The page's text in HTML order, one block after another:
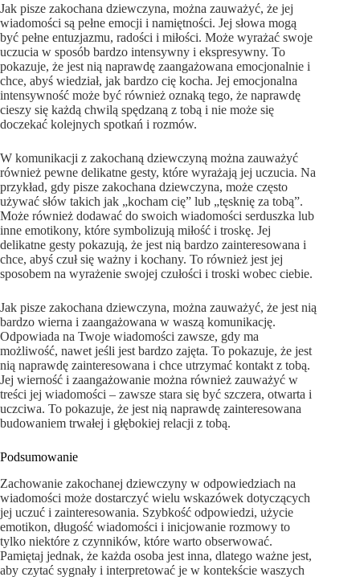
Jak pisze zakochana dziewczyna, można zauważyć, że jej
wiadomości są pełne emocji i namiętności. Jej słowa mogą
być pełne entuzjazmu, radości i miłości. Może wyrażać swoje
uczucia w sposób bardzo intensywny i ekspresywny. To
pokazuje, że jest nią naprawdę zaangażowana emocjonalnie i
chce, abyś wiedział, jak bardzo cię kocha. Jej emocjonalna
intensywność może być również oznaką tego, że naprawdę
cieszy się każdą chwilą spędzaną z tobą i nie może się
doczekać kolejnych spotkań i rozmów.
W komunikacji z zakochaną dziewczyną można zauważyć
również pewne delikatne gesty, które wyrażają jej uczucia. Na
przykład, gdy pisze zakochana dziewczyna, może często
używać słów takich jak „kocham cię” lub „tęsknię za tobą”.
Może również dodawać do swoich wiadomości serduszka lub
inne emotikony, które symbolizują miłość i troskę. Jej
delikatne gesty pokazują, że jest nią bardzo zainteresowana i
chce, abyś czuł się ważny i kochany. To również jest jej
sposobem na wyrażenie swojej czułości i troski wobec ciebie.
Jak pisze zakochana dziewczyna, można zauważyć, że jest nią
bardzo wierna i zaangażowana w waszą komunikację.
Odpowiada na Twoje wiadomości zawsze, gdy ma
możliwość, nawet jeśli jest bardzo zajęta. To pokazuje, że jest
nią naprawdę zainteresowana i chce utrzymać kontakt z tobą.
Jej wierność i zaangażowanie można również zauważyć w
treści jej wiadomości – zawsze stara się być szczera, otwarta i
uczciwa. To pokazuje, że jest nią naprawdę zainteresowana
budowaniem trwałej i głębokiej relacji z tobą.
Podsumowanie
Zachowanie zakochanej dziewczyny w odpowiedziach na
wiadomości może dostarczyć wielu wskazówek dotyczących
jej uczuć i zainteresowania. Szybkość odpowiedzi, użycie
emotikon, długość wiadomości i inicjowanie rozmowy to
tylko niektóre z czynników, które warto obserwować.
Pamiętaj jednak, że każda osoba jest inna, dlatego ważne jest,
aby czytać sygnały i interpretować je w kontekście waszych